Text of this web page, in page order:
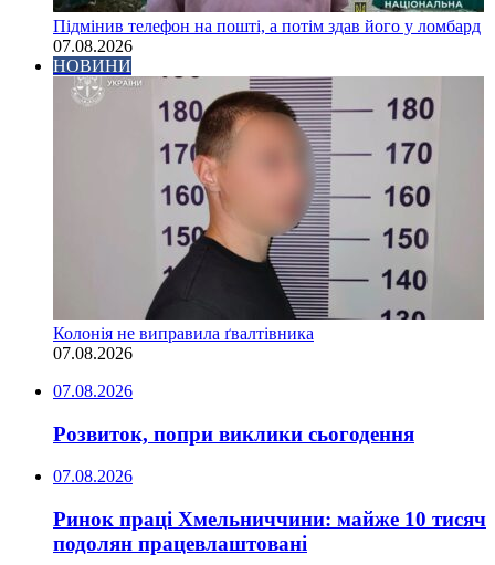
Підмінив телефон на пошті, а потім здав його у ломбард
07.08.2026
НОВИНИ
Колонія не виправила ґвалтівника
07.08.2026
07.08.2026
Розвиток, попри виклики сьогодення
07.08.2026
Ринок праці Хмельниччини: майже 10 тисяч
подолян працевлаштовані